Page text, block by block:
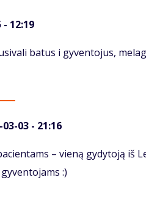
- 12:19
batus i gyventojus,
03-03 - 21:16
– vieną gydytoją iš
:)